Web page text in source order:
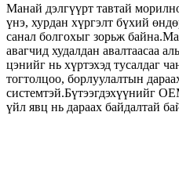
Манай дэлгүүрт тавтай
үнэ, хурдан хүргэлт бүхий
санал болгохыг зорьж
авагчид худалдан авалтаасаа
цэнийг нь хүртэхэд тусалдаг
тогтолцоо, борлуулалтын
системтэй.Бүтээгдэхүүнийг
үйл явц нь дараах байдалтай